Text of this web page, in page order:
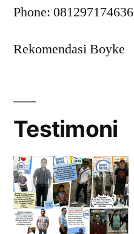
Phone: 081297174636
Rekomendasi Boyke
Testimoni